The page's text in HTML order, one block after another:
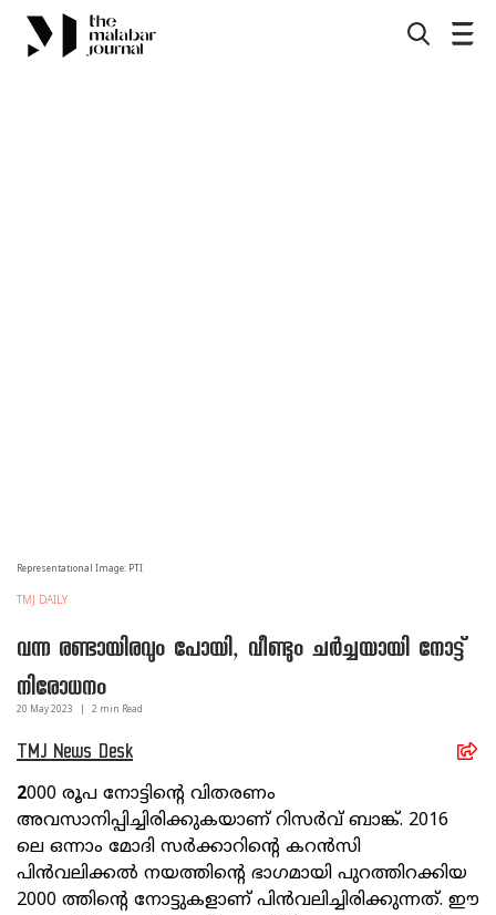
Representational Image: PTI
TMJ DAILY
വന്ന രണ്ടായിരവും പോയി, വീണ്ടും ചർച്ചയായി നോട്ട്
നിരോധനം
20 May 2023 2 min Read
TMJ News Desk
2000 രൂപ നോട്ടിന്റെ വിതരണം
അവസാനിപ്പിച്ചിരിക്കുകയാണ് റിസർവ് ബാങ്ക്. 2016
ലെ ഒന്നാം മോദി സർക്കാറിന്റെ കറൻസി
പിൻവലിക്കൽ നയത്തിന്റെ ഭാഗമായി പുറത്തിറക്കിയ
2000 ത്തിന്റെ നോട്ടുകളാണ് പിൻവലിച്ചിരിക്കുന്നത്. ഈ